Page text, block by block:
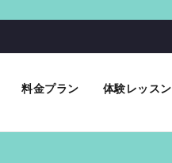
料金プラン 体験レッスン